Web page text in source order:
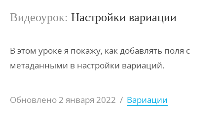
Видеоурок: Настройки вариации
В этом уроке я покажу, как добавлять поля с
метаданными в настройки вариаций.
Обновлено 2 января 2022 / Вариации